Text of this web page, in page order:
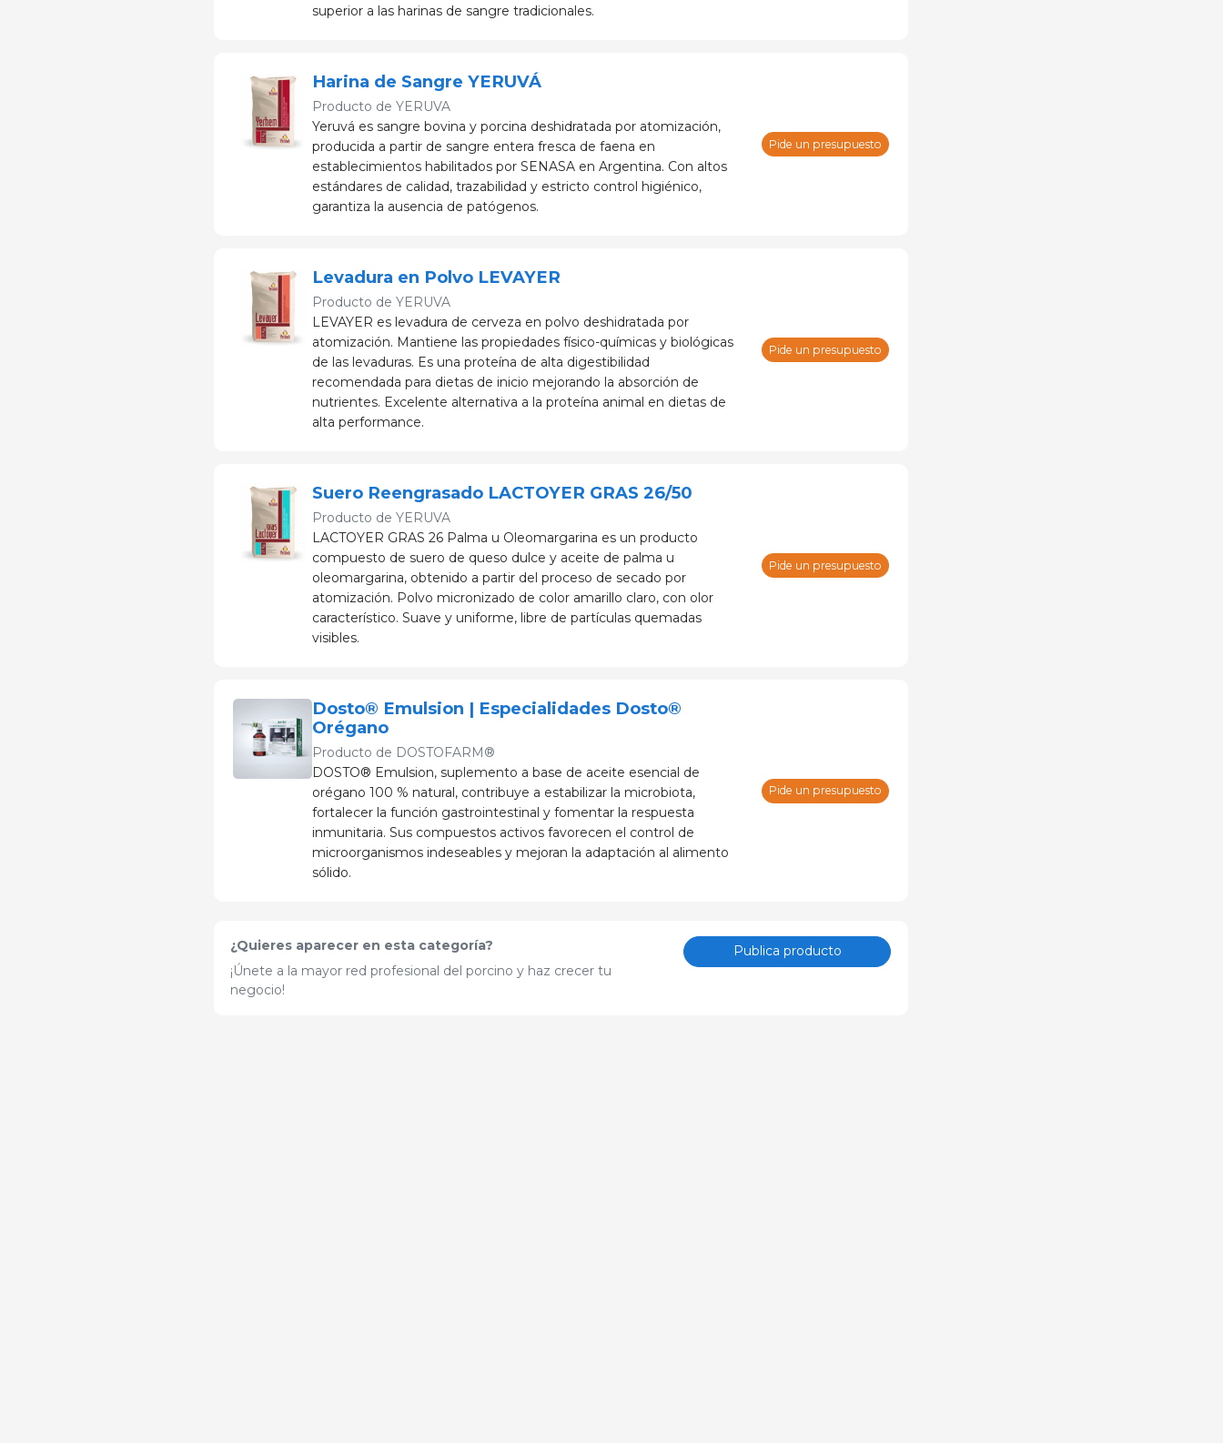
superior a las harinas de sangre tradicionales.
Harina de Sangre YERUVÁ
Producto de YERUVA
Yeruvá es sangre bovina y porcina deshidratada por atomización,
producida a partir de sangre entera fresca de faena en
establecimientos habilitados por SENASA en Argentina. Con altos
estándares de calidad, trazabilidad y estricto control higiénico,
garantiza la ausencia de patógenos.
Pide un presupuesto
Levadura en Polvo LEVAYER
Producto de YERUVA
LEVAYER es levadura de cerveza en polvo deshidratada por
atomización. Mantiene las propiedades físico-químicas y biológicas
de las levaduras. Es una proteína de alta digestibilidad
recomendada para dietas de inicio mejorando la absorción de
nutrientes. Excelente alternativa a la proteína animal en dietas de
alta performance.
Pide un presupuesto
Suero Reengrasado LACTOYER GRAS 26/50
Producto de YERUVA
LACTOYER GRAS 26 Palma u Oleomargarina es un producto
compuesto de suero de queso dulce y aceite de palma u
oleomargarina, obtenido a partir del proceso de secado por
atomización. Polvo micronizado de color amarillo claro, con olor
característico. Suave y uniforme, libre de partículas quemadas
visibles.
Pide un presupuesto
Dosto® Emulsion | Especialidades Dosto®
Orégano
Producto de DOSTOFARM®
DOSTO® Emulsion, suplemento a base de aceite esencial de
orégano 100 % natural, contribuye a estabilizar la microbiota,
fortalecer la función gastrointestinal y fomentar la respuesta
inmunitaria. Sus compuestos activos favorecen el control de
microorganismos indeseables y mejoran la adaptación al alimento
sólido.
Pide un presupuesto
¿Quieres aparecer en esta categoría?
¡Únete a la mayor red profesional del porcino y haz crecer tu
negocio!
Publica producto